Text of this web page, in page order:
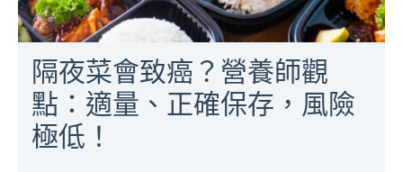
隔夜菜會致癌？營養師觀
點：適量、正確保存，風險
極低！